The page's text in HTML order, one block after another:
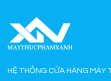
HỆ THỐNG CỬA HÀNG MÁY